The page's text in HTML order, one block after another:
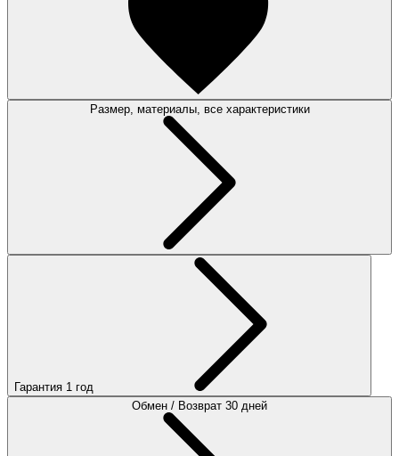
Размер, материалы, все характеристики
Гарантия 1 год
Обмен / Возврат 30 дней